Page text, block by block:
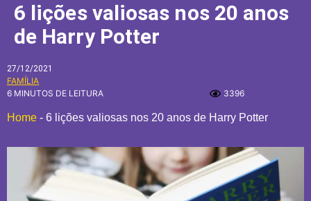
6 lições valiosas nos 20 anos
de Harry Potter
27/12/2021
FAMÍLIA
6 MINUTOS DE LEITURA
3396
Home - 6 lições valiosas nos 20 anos de Harry Potter